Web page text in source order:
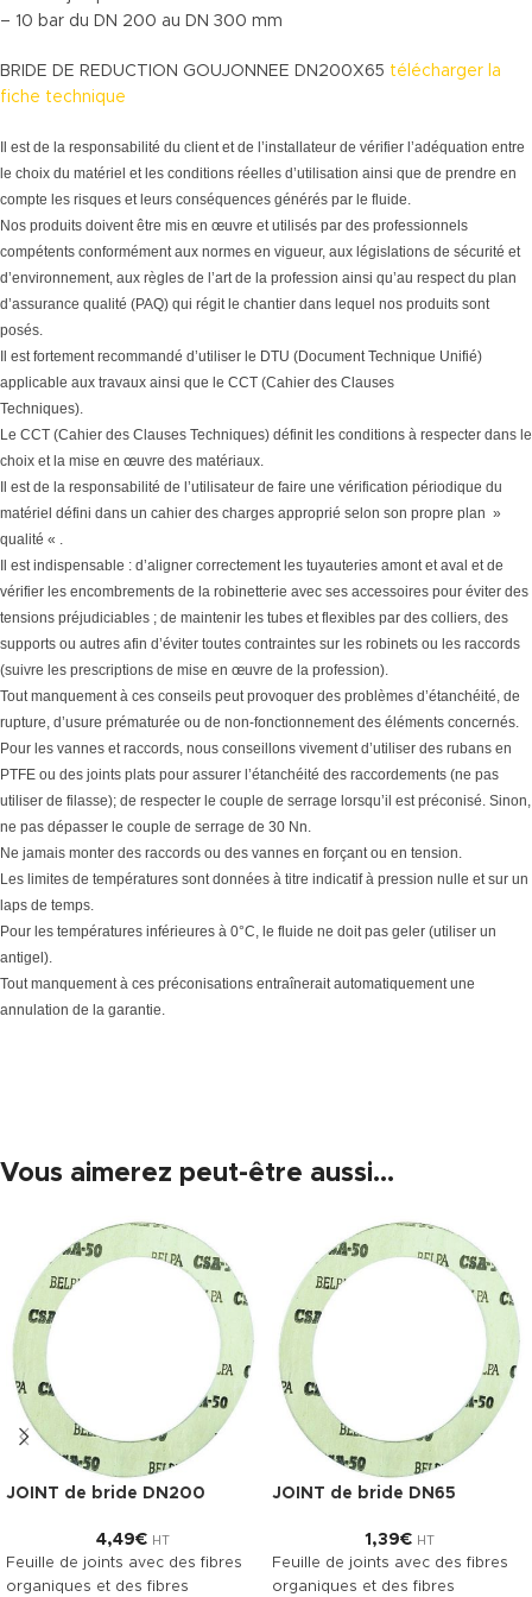
– 10 bar du DN 200 au DN 300 mm
BRIDE DE REDUCTION GOUJONNEE DN200X65 télécharger la
fiche technique
Il est de la responsabilité du client et de l’installateur de vérifier l’adéquation entre
le choix du matériel et les conditions réelles d’utilisation ainsi que de prendre en
compte les risques et leurs conséquences générés par le fluide.
Nos produits doivent être mis en œuvre et utilisés par des professionnels
compétents conformément aux normes en vigueur, aux législations de sécurité et
d’environnement, aux règles de l’art de la profession ainsi qu’au respect du plan
d’assurance qualité (PAQ) qui régit le chantier dans lequel nos produits sont
posés.
Il est fortement recommandé d’utiliser le DTU (Document Technique Unifié)
applicable aux travaux ainsi que le CCT (Cahier des Clauses
Techniques).
Le CCT (Cahier des Clauses Techniques) définit les conditions à respecter dans le
choix et la mise en œuvre des matériaux.
Il est de la responsabilité de l’utilisateur de faire une vérification périodique du
matériel défini dans un cahier des charges approprié selon son propre plan »
qualité « .
Il est indispensable : d’aligner correctement les tuyauteries amont et aval et de
vérifier les encombrements de la robinetterie avec ses accessoires pour éviter des
tensions préjudiciables ; de maintenir les tubes et flexibles par des colliers, des
supports ou autres afin d’éviter toutes contraintes sur les robinets ou les raccords
(suivre les prescriptions de mise en œuvre de la profession).
Tout manquement à ces conseils peut provoquer des problèmes d’étanchéité, de
rupture, d’usure prématurée ou de non-fonctionnement des éléments concernés.
Pour les vannes et raccords, nous conseillons vivement d’utiliser des rubans en
PTFE ou des joints plats pour assurer l’étanchéité des raccordements (ne pas
utiliser de filasse); de respecter le couple de serrage lorsqu’il est préconisé. Sinon,
ne pas dépasser le couple de serrage de 30 Nn.
Ne jamais monter des raccords ou des vannes en forçant ou en tension.
Les limites de températures sont données à titre indicatif à pression nulle et sur un
laps de temps.
Pour les températures inférieures à 0°C, le fluide ne doit pas geler (utiliser un
antigel).
Tout manquement à ces préconisations entraînerait automatiquement une
annulation de la garantie.
Vous aimerez peut-être aussi…
JOINT de bride DN200
4,49€ HT
Feuille de joints avec des fibres
organiques et des fibres
JOINT de bride DN65
1,39€ HT
Feuille de joints avec des fibres
organiques et des fibres